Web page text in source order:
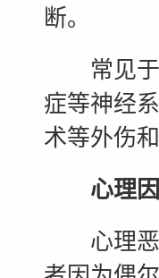
断。
常见于
症等神经
术等外伤
心理因
心理恶